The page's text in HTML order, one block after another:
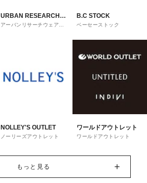
URBAN RESEARCH
ware house
アーバンリサーチウェアハ
B.C STOCK
ベーセーストック
NOLLEY'S OUTLET
ノーリーズアウトレット
ワールドアウトレット
ワールドアウトレット
もっと見る